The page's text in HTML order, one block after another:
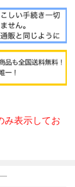
み表示してお